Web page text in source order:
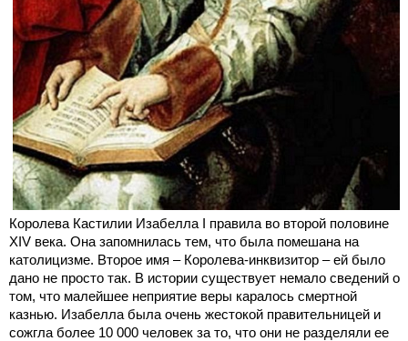
Королева Кастилии Изабелла I правила во второй половине
XIV века. Она запомнилась тем, что была помешана на
католицизме. Второе имя – Королева-инквизитор – ей было
дано не просто так. В истории существует немало сведений о
том, что малейшее неприятие веры каралось смертной
казнью. Изабелла была очень жестокой правительницей и
сожгла более 10 000 человек за то, что они не разделяли ее